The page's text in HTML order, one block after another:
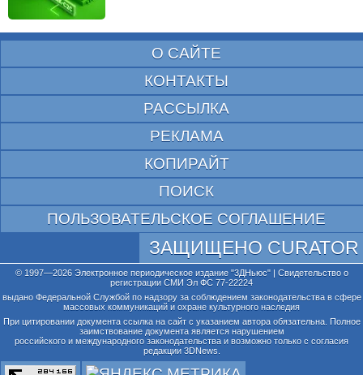
О САЙТЕ
КОНТАКТЫ
РАССЫЛКА
РЕКЛАМА
КОПИРАЙТ
ПОИСК
ПОЛЬЗОВАТЕЛЬСКОЕ СОГЛАШЕНИЕ
ЗАЩИЩЕНО CURATOR
© 1997—2026 Электронное периодическое издание "3ДНьюс" | Свидетельство о
регистрации СМИ Эл ФС 77-22224
выдано Федеральной Службой по надзору за соблюдением законодательства в сфере
массовых коммуникаций и охране культурного наследия
При цитировании документа ссылка на сайт с указанием автора обязательна. Полное
заимствование документа является нарушением
российского и международного законодательства и возможно только с согласия
редакции 3DNews.